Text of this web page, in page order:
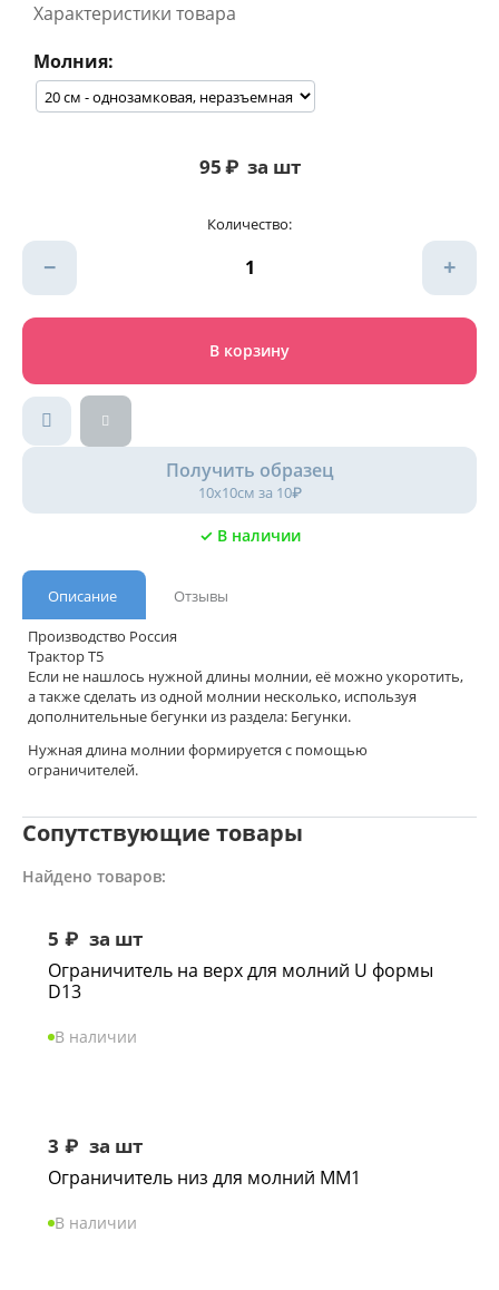
Характеристики товара
Молния:
95₽ за шт
Количество:
+
−
В корзину
Получить образец
10х10см за 10₽
✓ В наличии
Описание
Отзывы
Производство Россия
Трактор Т5
Если не нашлось нужной длины молнии, её можно укоротить,
а также сделать из одной молнии несколько, используя
дополнительные бегунки из раздела: Бегунки.
Нужная длина молнии формируется с помощью
ограничителей.
Сопутствующие товары
Найдено товаров:
5 ₽ за шт
Ограничитель на верх для молний U формы
D13
В наличии
3 ₽ за шт
Ограничитель низ для молний ММ1
В наличии